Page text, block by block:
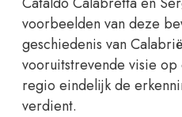
voorbeelden van deze
geschiedenis van
vooruitstrevende visie
regio eindelijk de
verdient.